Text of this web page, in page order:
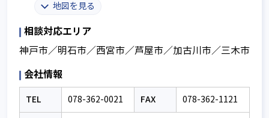
地図を見る
相談対応エリア
神戸市／明石市／西宮市／芦屋市／加古川市／三木市
会社情報
TEL 078-362-0021 FAX 078-362-1121